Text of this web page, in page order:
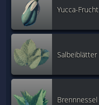
Yucca-Frucht
Salbeiblätter
Brennnessel